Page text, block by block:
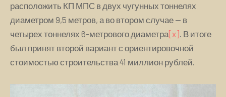
расположить КП МПС в двух чугунных тоннелях
диаметром 9,5 метров, а во втором случае — в
четырех тоннелях 6-метрового диаметра[x]. В итоге
был принят второй вариант с ориентировочной
стоимостью строительства 41 миллион рублей.